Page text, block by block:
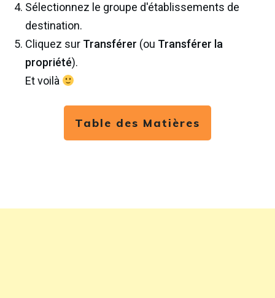
Sélectionnez le groupe d'établissements de
destination.
Cliquez sur Transférer (ou Transférer la
propriété).
Et voilà
Table des Matières